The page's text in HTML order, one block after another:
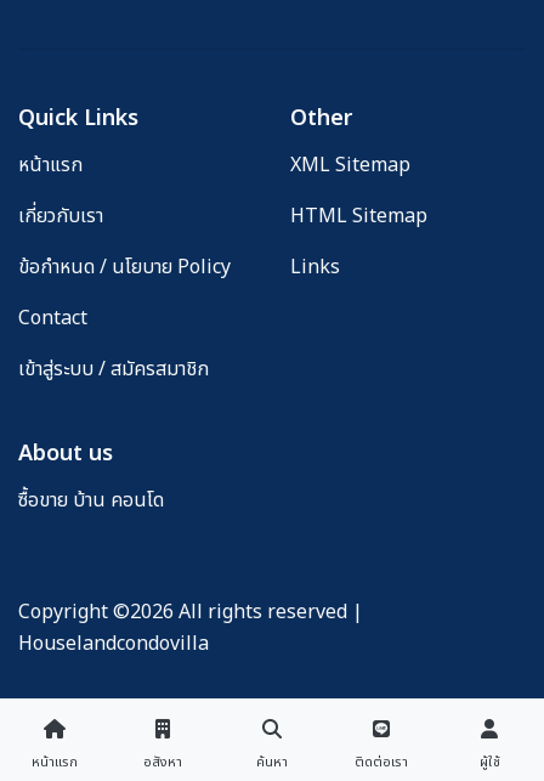
Quick Links
หน้าแรก
เกี่ยวกับเรา
ข้อกำหนด / นโยบาย Policy
Contact
เข้าสู่ระบบ / สมัครสมาชิก
Other
XML Sitemap
HTML Sitemap
Links
About us
ซื้อขาย บ้าน คอนโด
Copyright ©2026 All rights reserved |
Houselandcondovilla
หน้าแรก อสังหา ค้นหา ติดต่อเรา ผู้ใช้
หน้าแรก อสังหา ค้นหา ติดต่อเรา ผู้ใช้